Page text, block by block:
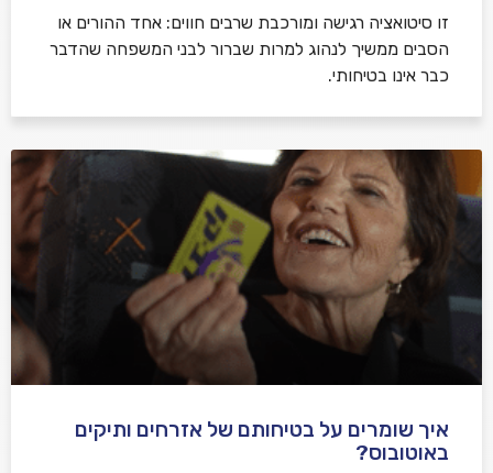
זו סיטואציה רגישה ומורכבת שרבים חווים: אחד ההורים או
הסבים ממשיך לנהוג למרות שברור לבני המשפחה שהדבר
כבר אינו בטיחותי.
איך שומרים על בטיחותם של אזרחים ותיקים
באוטובוס?